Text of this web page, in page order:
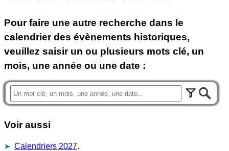
Pour faire une autre recherche dans le
calendrier des évènements historiques,
veuillez saisir un ou plusieurs mots clé, un
mois, une année ou une date :
Voir aussi
Calendriers 2027.